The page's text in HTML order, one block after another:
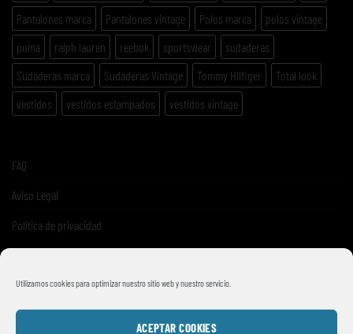
Utilizamos cookies para optimizar nuestro sitio web y nuestro servicio.
ACEPTAR COOKIES
Pantalones marca
Pantalones vintage Polos marca
polos vintage
puma
ralph lauren reebok sportswear
sudaderas
Sudaderas marca
Sudaderas Vintage Tommy Hilfiger
Total look
vestidos
vestidos estampados vestidos vintage
FAQ
Aviso Legal
Politica de privacidad